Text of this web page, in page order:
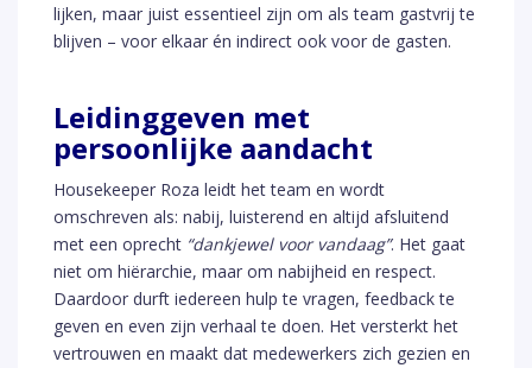
lijken, maar juist essentieel zijn om als team gastvrij te
blijven – voor elkaar én indirect ook voor de gasten.
Leidinggeven met
persoonlijke aandacht
Housekeeper Roza leidt het team en wordt
omschreven als: nabij, luisterend en altijd afsluitend
met een oprecht “dankjewel voor vandaag”. Het gaat
niet om hiërarchie, maar om nabijheid en respect.
Daardoor durft iedereen hulp te vragen, feedback te
geven en even zijn verhaal te doen. Het versterkt het
vertrouwen en maakt dat medewerkers zich gezien en